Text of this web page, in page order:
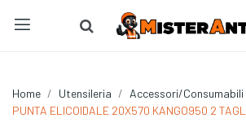
Home Utensileria Accessori/Consumabili
PUNTA ELICOIDALE 20X570 KANGO950 2